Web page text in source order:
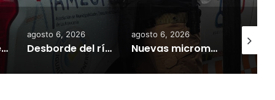
Empresarios de Angol donan cuatro hectáreas para apoyar reubicación de familias afectadas por inundaciones
agosto 6, 2026
Desborde del río Imperial mantiene aisladas a miles de personas y deja viviendas bajo el agua en La Araucanía
agosto 6, 2026
Nuevas micromovilidades en Temuco: concejal Fredy Cartes destaca llegada de empresa Jet con tarifas más accesibles y mejores estándares de seguridad